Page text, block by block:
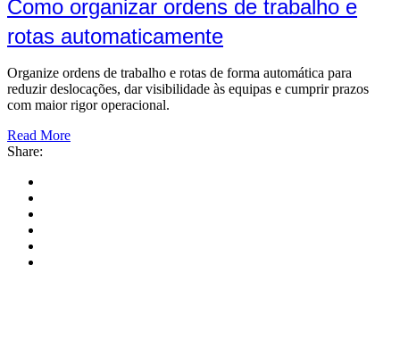
Como organizar ordens de trabalho e
rotas automaticamente
Organize ordens de trabalho e rotas de forma automática para
reduzir deslocações, dar visibilidade às equipas e cumprir prazos
com maior rigor operacional.
Read More
Share: